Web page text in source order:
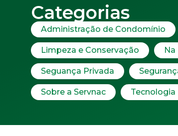
Categorias
Administração de Condomínio
Limpeza e Conservação Na
Seguança Privada
Sobre a Servnac Tecnologia